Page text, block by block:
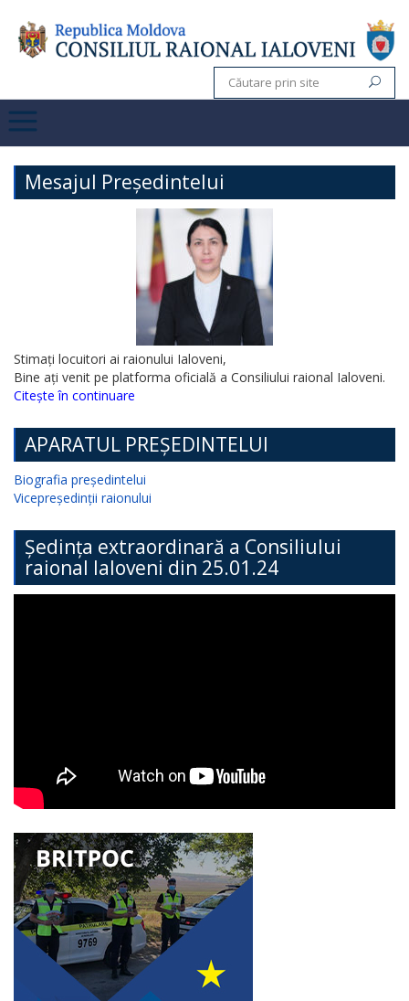
Mesajul Președintelui
Stimați locuitori ai raionului Ialoveni,
Bine ați venit pe platforma oficială a Consiliului raional Ialoveni.
Citește în continuare
APARATUL PREȘEDINTELUI
Biografia președintelui
Vicepreședinții raionului
Ședința extraordinară a Consiliului
raional Ialoveni din 25.01.24